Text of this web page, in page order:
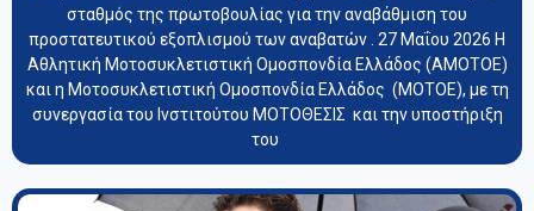
σταθμός της πρωτοβουλίας για την αναβάθμιση του
προστατευτικού εξοπλισμού των αναβατών . 27 Μαΐου 2026 Η
Αθλητική Μοτοσυκλετιστική Ομοσπονδία Ελλάδος (ΑΜΟΤΟΕ)
και η Μοτοσυκλετιστική Ομοσπονδία Ελλάδος (ΜΟΤΟΕ), με τη
συνεργασία του Ινστιτούτου ΜΟΤΟΘΕΣΙΣ και την υποστήριξη
του